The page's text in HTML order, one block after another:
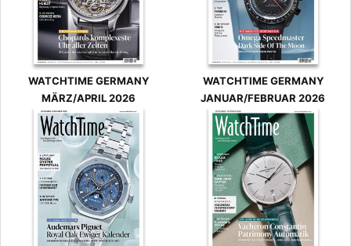
WATCHTIME GERMANY
MÄRZ/APRIL 2026
WATCHTIME GERMANY
JANUAR/FEBRUAR 2026